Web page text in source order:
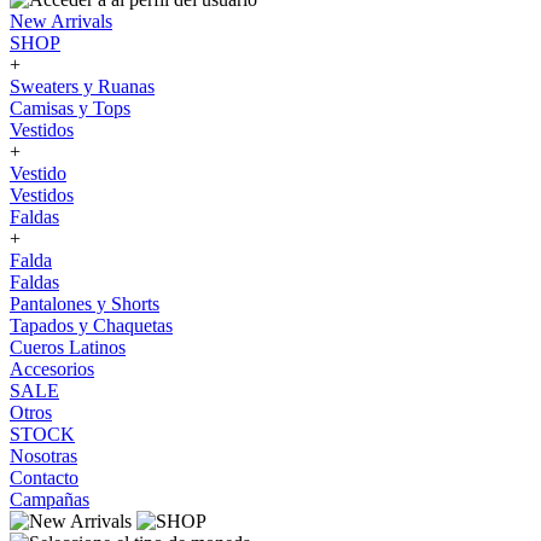
New Arrivals
SHOP
+
Sweaters y Ruanas
Camisas y Tops
Vestidos
+
Vestido
Vestidos
Faldas
+
Falda
Faldas
Pantalones y Shorts
Tapados y Chaquetas
Cueros Latinos
Accesorios
SALE
Otros
STOCK
Nosotras
Contacto
Campañas